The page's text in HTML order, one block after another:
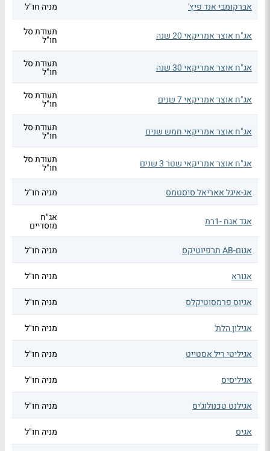
אברקומבי אנד פיץ' מניה חו"ל
אג"ח אוצר אמריקאי 20 שנה תעודת סל
חו"ל
אג"ח אוצר אמריקאי 30 שנה תעודת סל
חו"ל
אג"ח אוצר אמריקאי 7 שנים תעודת סל
חו"ל
אג"ח אוצר אמריקאי חמש שנים תעודת סל
חו"ל
אג"ח אוצר אמריקאי שטר 3 שנים תעודת סל
חו"ל
אג-איגל אאריאל סיסטמס
מניה חו"ל
אגד אגח -1רמ אג"ח
מוסדיים
אגום-AB תרפיוטיקס
מניה חו"ל
אגורא מניה חו"ל
אגיוס פרמסוטיקלס מניה חו"ל
אגילון הלת' מניה חו"ל
אגיליטי ריל אסטייט מניה חו"ל
אגיליסיס מניה חו"ל
אגילנט טכנולוג'יס מניה חו"ל
אגיס מניה חו"ל